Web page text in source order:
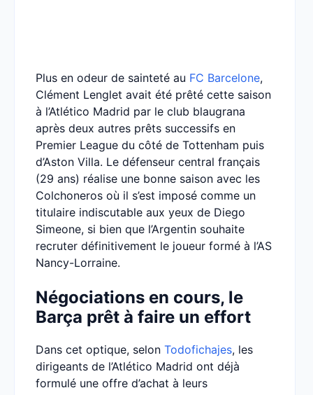
Plus en odeur de sainteté au FC Barcelone,
Clément Lenglet avait été prêté cette saison
à l’Atlético Madrid par le club blaugrana
après deux autres prêts successifs en
Premier League du côté de Tottenham puis
d’Aston Villa. Le défenseur central français
(29 ans) réalise une bonne saison avec les
Colchoneros où il s’est imposé comme un
titulaire indiscutable aux yeux de Diego
Simeone, si bien que l’Argentin souhaite
recruter définitivement le joueur formé à l’AS
Nancy-Lorraine.
Négociations en cours, le
Barça prêt à faire un effort
Dans cet optique, selon Todofichajes, les
dirigeants de l’Atlético Madrid ont déjà
formulé une offre d’achat à leurs